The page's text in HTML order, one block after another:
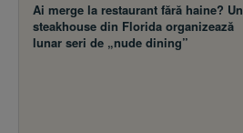
Ai merge la restaurant fără haine? Un
steakhouse din Florida organizează
lunar seri de „nude dining”